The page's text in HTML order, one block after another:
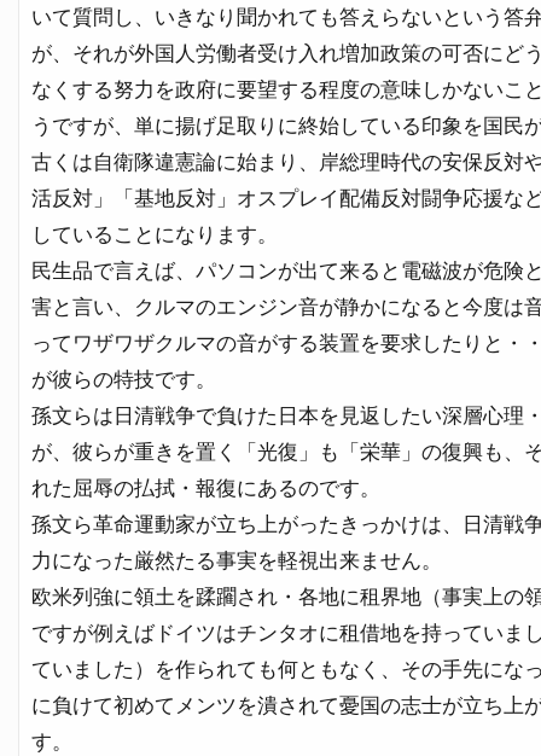
いて質問し、いきなり聞かれても答えらないという答
が、それが外国人労働者受け入れ増加政策の可否にど
なくする努力を政府に要望する程度の意味しかないこ
うですが、単に揚げ足取りに終始している印象を国民
古くは自衛隊違憲論に始まり、岸総理時代の安保反対
活反対」「基地反対」オスプレイ配備反対闘争応援な
していることになります。
民生品で言えば、パソコンが出て来ると電磁波が危険
害と言い、クルマのエンジン音が静かになると今度は
ってワザワザクルマの音がする装置を要求したりと・
が彼らの特技です。
孫文らは日清戦争で負けた日本を見返したい深層心理
が、彼らが重きを置く「光復」も「栄華」の復興も、
れた屈辱の払拭・報復にあるのです。
孫文ら革命運動家が立ち上がったきっかけは、日清戦
力になった厳然たる事実を軽視出来ません。
欧米列強に領土を蹂躙され・各地に租界地（事実上の
ですが例えばドイツはチンタオに租借地を持っていま
ていました）を作られても何ともなく、その手先にな
に負けて初めてメンツを潰されて憂国の志士が立ち上
す。